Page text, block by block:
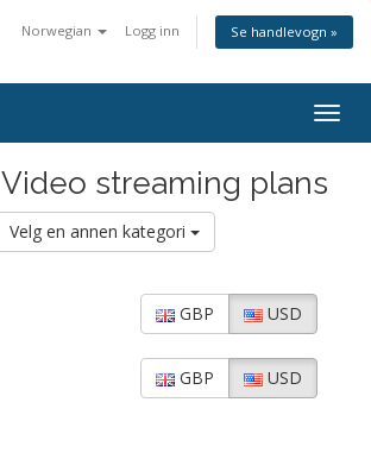
Norwegian Logg inn Se handlevogn »
streaming plans
Velg en annen kategori
GBP USD
GBP USD